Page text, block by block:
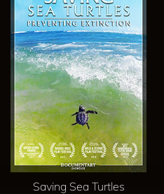
Saving Sea Turtles